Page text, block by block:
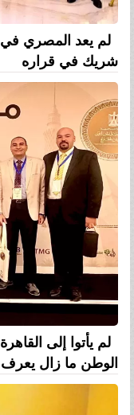
لم يعد المصري
شريك في قراره
لم يأتوا إلى
الوطن ما زال